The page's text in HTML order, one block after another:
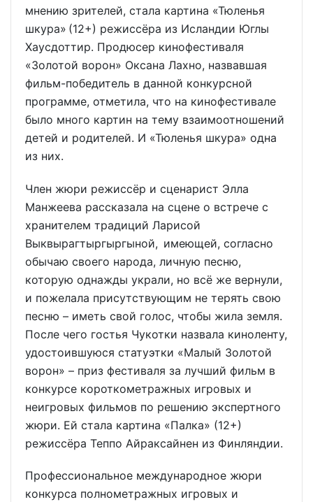
мнению зрителей, стала картина «Тюленья
шкура» (12+) режиссёра из Исландии Юглы
Хаусдоттир. Продюсер кинофестиваля
«Золотой ворон» Оксана Лахно, назвавшая
фильм-победитель в данной конкурсной
программе, отметила, что на кинофестивале
было много картин на тему взаимоотношений
детей и родителей. И «Тюленья шкура» одна
из них.
Член жюри режиссёр и сценарист Элла
Манжеева рассказала на сцене о встрече с
хранителем традиций Ларисой
Выквырагтыргыргыной, имеющей, согласно
обычаю своего народа, личную песню,
которую однажды украли, но всё же вернули,
и пожелала присутствующим не терять свою
песню – иметь свой голос, чтобы жила земля.
После чего гостья Чукотки назвала киноленту,
удостоившуюся статуэтки «Малый Золотой
ворон» – приз фестиваля за лучший фильм в
конкурсе короткометражных игровых и
неигровых фильмов по решению экспертного
жюри. Ей стала картина «Палка» (12+)
режиссёра Теппо Айраксайнен из Финляндии.
Профессиональное международное жюри
конкурса полнометражных игровых и